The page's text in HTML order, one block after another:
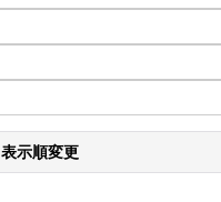
表示順変更